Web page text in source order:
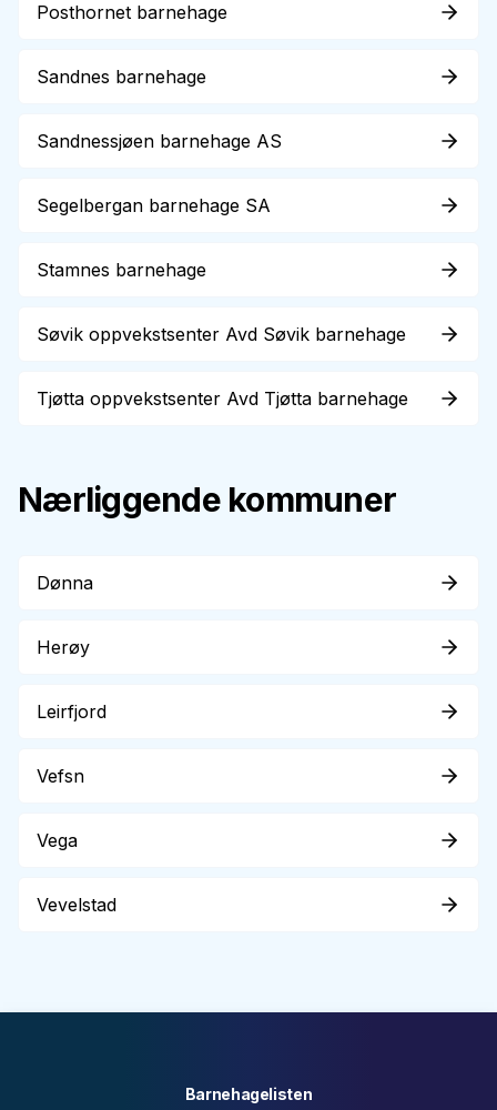
Posthornet barnehage
Sandnes barnehage
Sandnessjøen barnehage AS
Segelbergan barnehage SA
Stamnes barnehage
Søvik oppvekstsenter Avd Søvik barnehage
Tjøtta oppvekstsenter Avd Tjøtta barnehage
Nærliggende kommuner
Dønna
Herøy
Leirfjord
Vefsn
Vega
Vevelstad
Barnehagelisten